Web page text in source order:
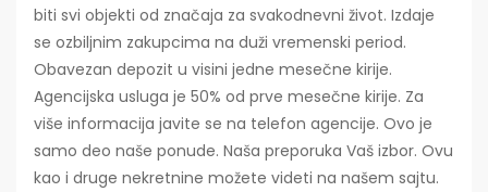
biti svi objekti od značaja za svakodnevni život. Izdaje
se ozbiljnim zakupcima na duži vremenski period.
Obavezan depozit u visini jedne mesečne kirije.
Agencijska usluga je 50% od prve mesečne kirije. Za
više informacija javite se na telefon agencije. Ovo je
samo deo naše ponude. Naša preporuka Vaš izbor. Ovu
kao i druge nekretnine možete videti na našem sajtu.